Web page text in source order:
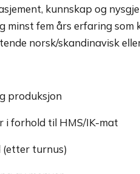
kunnskap og
minst fem års erfaring som
norsk/skandinavisk
produksjon
i forhold til HMS/IK-mat
(etter turnus)